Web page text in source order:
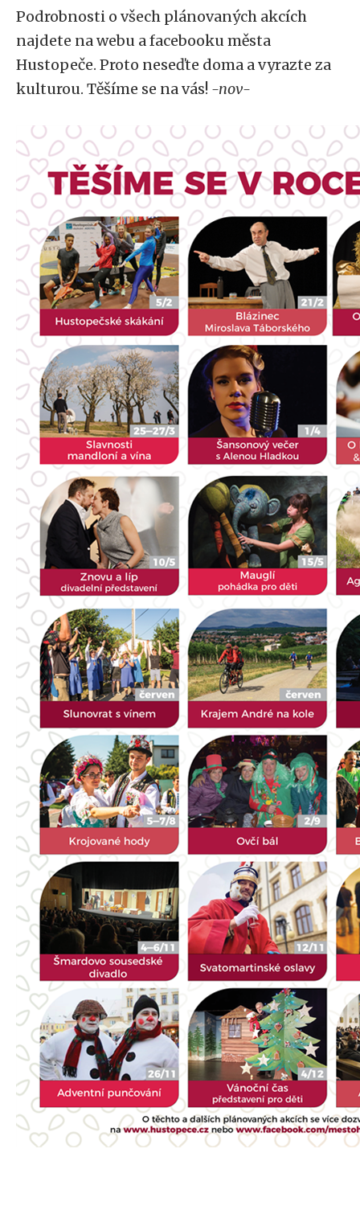
Podrobnosti o všech plánovaných akcích
najdete na webu a facebooku města
Hustopeče. Proto neseďte doma a vyrazte za
kulturou. Těšíme se na vás! -nov-